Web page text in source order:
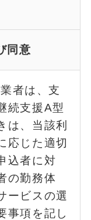
同意
者は、支
続支援A型
は、当該利
応じた適切
込者に対
の勤務体
ービスの選
事項を記し